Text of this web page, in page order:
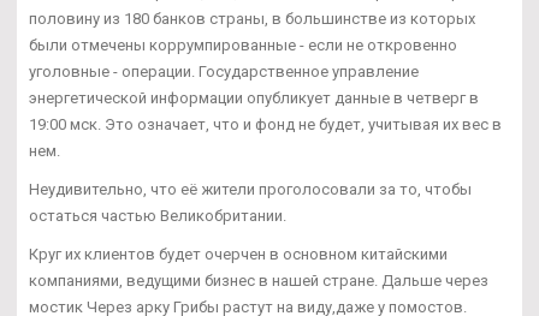
половину из 180 банков страны, в большинстве из которых
были отмечены коррумпированные - если не откровенно
уголовные - операции. Государственное управление
энергетической информации опубликует данные в четверг в
19:00 мск. Это означает, что и фонд не будет, учитывая их вес в
нем.
Неудивительно, что её жители проголосовали за то, чтобы
остаться частью Великобритании.
Круг их клиентов будет очерчен в основном китайскими
компаниями, ведущими бизнес в нашей стране. Дальше через
мостик Через арку Грибы растут на виду,даже у помостов.